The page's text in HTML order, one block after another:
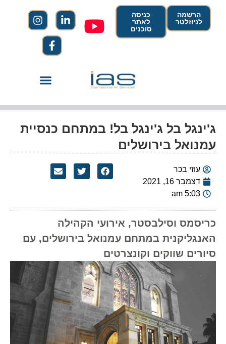
הרשמה
לניוזלטר
כניסה
לאתר
סוכנים
ג'ינגל בל ג'ינגל בל! במתחם כנסיית
עמנואל בירושלים
עוזי בכר
דצמבר 16, 2021
5:03 am
כריסמס וסילבסטר, אירועי הקהילה
האנגליקנית במתחם עמנואל בירושלים, עם
סיורים שווקים וקונצרטים